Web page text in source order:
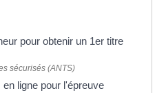
pour obtenir un 1er titre
sécurisés (ANTS)
ligne pour l'épreuve